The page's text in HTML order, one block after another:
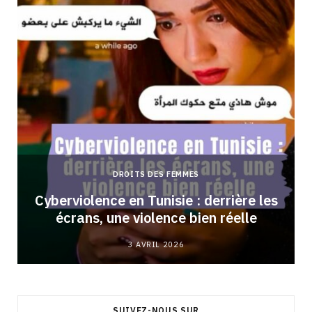
DROITS DES FEMMES
Cyberviolence en Tunisie : derrière les
écrans, une violence bien réelle
3 AVRIL 2026